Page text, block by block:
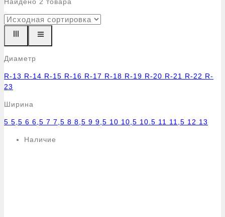
Найдено 2 товара
Диаметр
R-13 R-14 R-15 R-16 R-17 R-18 R-19 R-20 R-21 R-22 R-
23
Ширина
5 5,5 6 6,5 7 7,5 8 8,5 9 9,5 10 10,5 10.5 11 11,5 12 13
Наличие